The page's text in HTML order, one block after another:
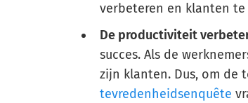
verbeteren en klanten
De productiviteit
succes. Als de
zijn klanten. Dus, om de
tevredenheidsenquête